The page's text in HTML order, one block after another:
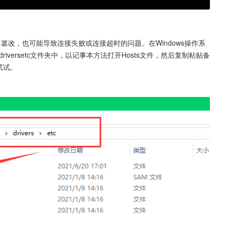
改，也可能导致连接失败或连接超时的问题。在Windows操作系
文件夹中，以记事本方法打开Hosts文件，然后复制粘贴备
。